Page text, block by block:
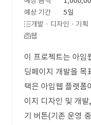
예상 기간
5일
개발 · 디자인 · 기획
웹
이 프로젝트는 아임
딩페이지 개발을 목
택은 아임웹 플랫폼
이지 디자인 및 개
기 버튼(기존 운영